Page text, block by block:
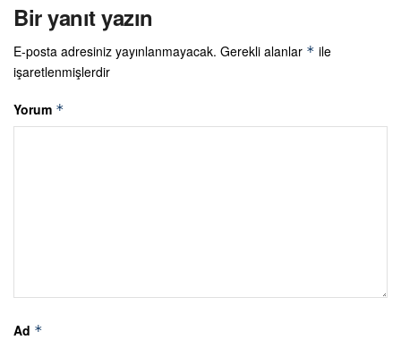
Bir yanıt yazın
E-posta adresiniz yayınlanmayacak. Gerekli alanlar * ile
işaretlenmişlerdir
Yorum *
Ad *